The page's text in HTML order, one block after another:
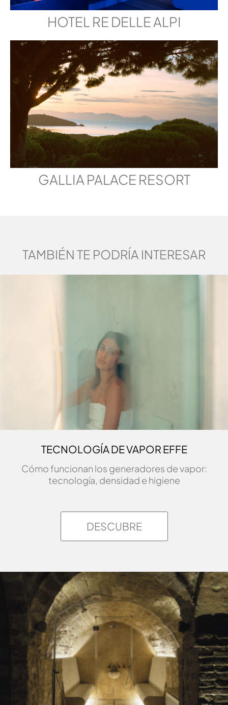
HOTEL RE DELLE ALPI
GALLIA PALACE RESORT
TAMBIÉN TE PODRÍA INTERESAR
TECNOLOGÍA DE VAPOR EFFE
Cómo funcionan los generadores de vapor:
tecnología, densidad e higiene
DESCUBRE